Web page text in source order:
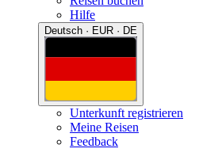
Hilfe
Deutsch · EUR · DE
Unterkunft registrieren
Meine Reisen
Feedback